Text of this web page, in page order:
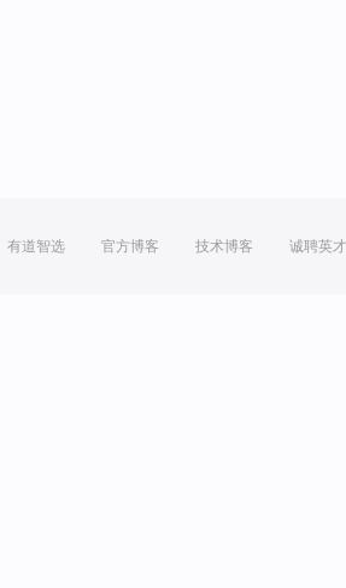
有道智选 官方博客 技术博客 诚聘英才